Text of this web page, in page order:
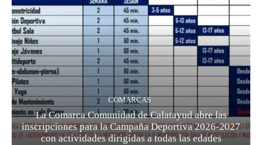
COMARCAS
La Comarca Comunidad de Calatayud abre las
inscripciones para la Campaña Deportiva 2026-2027
con actividades dirigidas a todas las edades